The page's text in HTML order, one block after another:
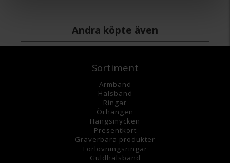
Andra köpte även
Sortiment
Armband
Halsband
Ringar
Örhängen
Hängsmycken
Presentkort
Graverbara produkter
Förlovningsringar
Guldhalsband